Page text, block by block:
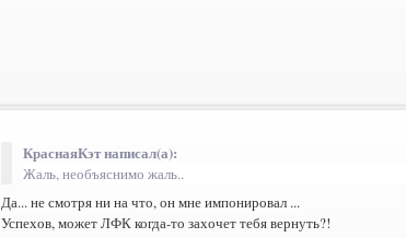
КраснаяКэт написал(а):
Жаль, необъяснимо жаль..
Да... не смотря ни на что, он мне импонировал ...
Успехов, может ЛФК когда-то захочет тебя вернуть?!